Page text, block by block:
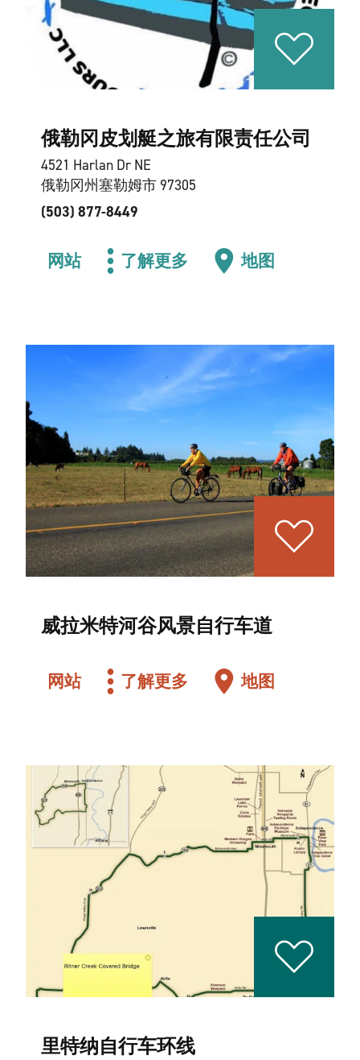
俄勒冈皮划艇之旅有限责任公司
4521 Harlan Dr NE
俄勒冈州塞勒姆市 97305
(503) 877-8449
网站 了解更多 地图
威拉米特河谷风景自行车道
网站 了解更多 地图
里特纳自行车环线